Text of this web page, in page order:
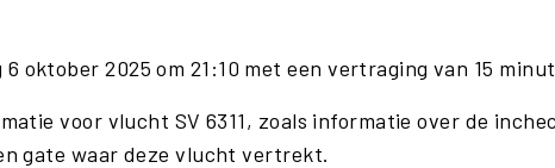
oktober 2025 om 21:10 met een vertraging van 15
voor vlucht SV 6311, zoals informatie over de
gate waar deze vlucht vertrekt.